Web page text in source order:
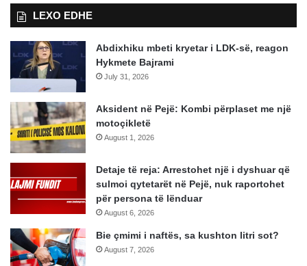
LEXO EDHE
Abdixhiku mbeti kryetar i LDK-së, reagon
Hykmete Bajrami
July 31, 2026
Aksident në Pejë: Kombi përplaset me një
motoçikletë
August 1, 2026
Detaje të reja: Arrestohet një i dyshuar që
sulmoi qytetarët në Pejë, nuk raportohet
për persona të lënduar
August 6, 2026
Bie çmimi i naftës, sa kushton litri sot?
August 7, 2026